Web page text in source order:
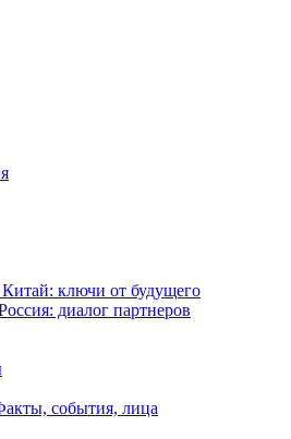
ключи от будущего
диалог партнеров
события, лица